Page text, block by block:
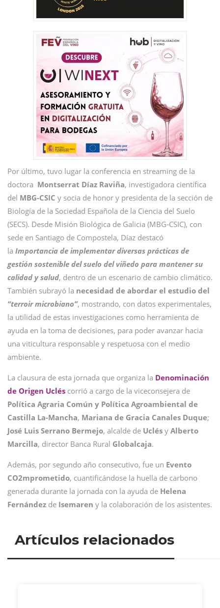
Por último, tuvo lugar la conferencia en streaming de la
doctora Montserrat Díaz Raviña, investigadora científica
del MBG-CSIC y socia de honor y presidenta de la sección de
Biología de la Sociedad Española de la Ciencia del Suelo
(SECS). Desde Misión Biológica de Galicia (MBG-CSIC), con
sede en Santiago de Compostela, Díaz destacó
la Importancia de implementar diversas prácticas de
gestión sostenible del suelo del viñedo para mantener su
calidad y salud, dentro de un escenario de cambio climático.
También subrayó la necesidad de abordar el estudio del
“terroir microbiano”, mostrando, con datos experimentales,
la utilidad de estas investigaciones como herramienta de
ayuda en la toma de decisiones, para poder avanzar hacia
una viticultura responsable y respetuosa con el medio
ambiente.
La clausura de esta jornada que organiza la Denominación
de Origen Uclés corrió a cargo de la viceconsejera de
Política Agraria Común y Política Agroambiental de
Castilla La-Mancha, Mariana de Gracia Canales Duque;
José Luis Serrano Bermejo, alcalde de Uclés y Alberto
Marcilla, director Banca Rural Globalcaja.
Además, por segundo año consecutivo, fue un Evento
CO2mprometido, cuantificándose la huella de carbono
generada durante la jornada con la ayuda de Helena
Fernández de Isemaren y la colaboración de los asistentes.
Artículos relacionados